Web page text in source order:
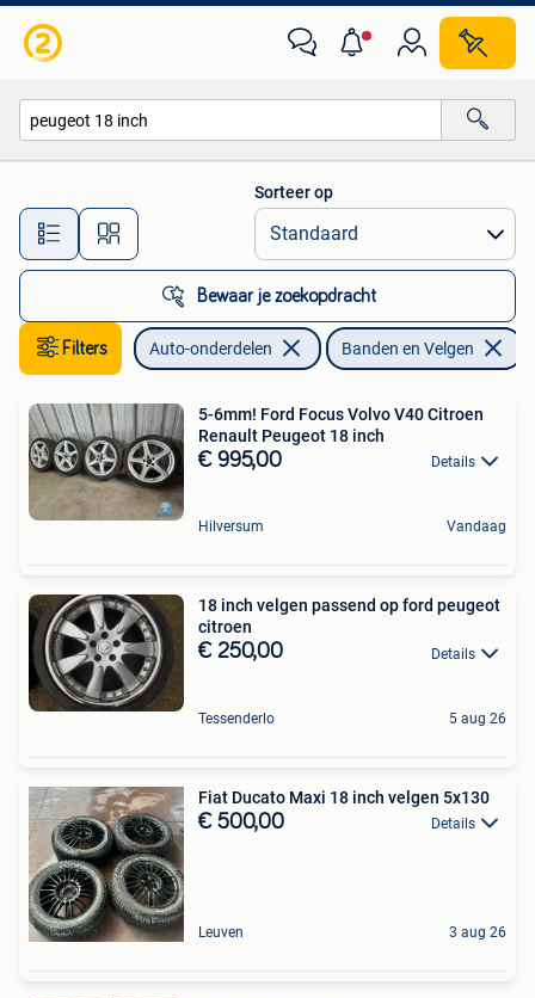
Alle afstanden…
Sorteer op
Bewaar je zoekopdracht
Filters Auto-onderdelen Banden en Velgen
5-6mm! Ford Focus Volvo V40 Citroen
Renault Peugeot 18 inch
€ 995,00 Details
Hilversum Vandaag
18 inch velgen passend op ford peugeot
citroen
€ 250,00 Details
Tessenderlo 5 aug 26
Fiat Ducato Maxi 18 inch velgen 5x130
€ 500,00 Details
Leuven 3 aug 26